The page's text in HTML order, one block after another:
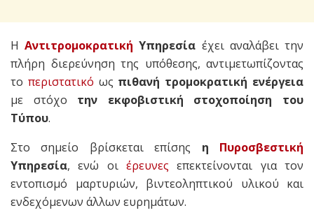
ΗΑντιτρομοκρατική Υπηρεσία έχει αναλάβει την
πλήρη διερεύνηση της υπόθεσης, αντιμετωπίζοντας
το περιστατικό ως πιθανή τρομοκρατική ενέργεια
με στόχο την εκφοβιστική στοχοποίηση του
Τύπου.
Στο σημείο βρίσκεται επίσης η Πυροσβεστική
Υπηρεσία, ενώ οι έρευνες επεκτείνονται για τον
εντοπισμό μαρτυριών, βιντεοληπτικού υλικού και
ενδεχόμενων άλλων ευρημάτων.